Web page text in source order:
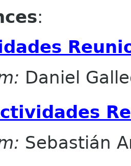
:
Daniel
Sebastián